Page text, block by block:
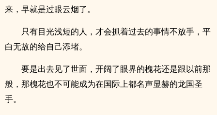
来，早就是过眼云烟了。
只有目光浅短的人，才会抓着过去的事情不放手，平
白无故的给自己添堵。
要是出去见了世面，开阔了眼界的槐花还是跟以前那
般，那槐花也不可能成为在国际上都名声显赫的龙国圣
手。